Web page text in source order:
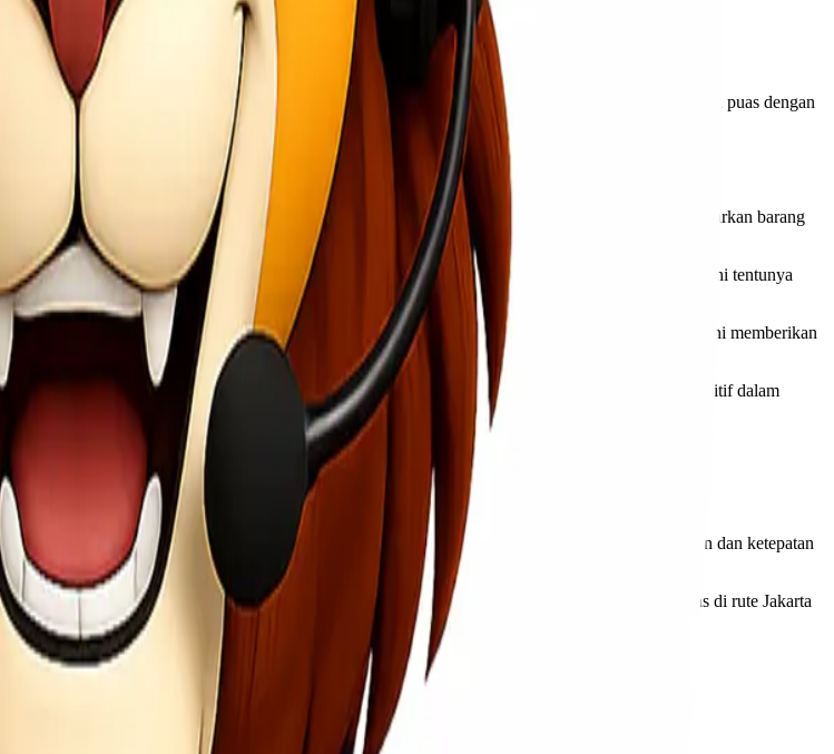
masing. Dengan sistem yang terorganisir, waktu pengiriman bisa lebih cepat dan efisien.
Makassar menjadi salah satu rute penting dalam jaringan layanan kami.
barang hingga depan pintu penerima. Pelayanan personal ini memastikan bahwa pelanggan merasa puas dengan
pengiriman barang secara efisien. Dengan sistem ini, pelanggan tidak perlu repot mengantarkan barang
Anda dapat sampai tujuan tanpa harus melalui beberapa proses transit yang memakan waktu. Hal ini tentunya
yang memungkinkan Anda memantau perjalanan paket dari awal hingga tiba di tangan penerima. Ini memberikan
anggaran dengan baik tanpa ada biaya tersembunyi setelah pengiriman dilakukan. Pengalaman positif dalam
selanjutnya.
cerdas bagi siapa saja yang ingin memastikan kelancaran kiriman dari Jakarta ke Makassar.
keahlian di bidang ekspedisi, kami menawarkan layanan Door to Door yang menjamin keamanan dan ketepatan
kami siap membantu dari awal hingga akhir proses pengiriman. Kami memiliki jaringan luas di rute Jakarta
dapat dengan mudah mengetahui status paket mereka kapan saja.
Jakarta Makassar!